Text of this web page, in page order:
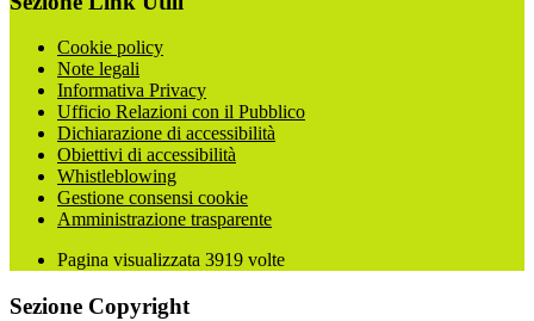
Cookie policy
Note legali
Informativa Privacy
Ufficio Relazioni con il Pubblico
Dichiarazione di accessibilità
Obiettivi di accessibilità
Whistleblowing
Gestione consensi cookie
Amministrazione trasparente
Pagina visualizzata 3919 volte
Sezione Copyright